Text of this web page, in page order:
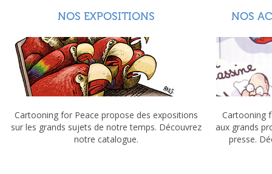
NOS EXPOSITIONS
Cartooning for Peace propose des expositions
sur les grands sujets de notre temps. Découvrez
notre catalogue.
NOS
Cartooning
aux grands
presse.